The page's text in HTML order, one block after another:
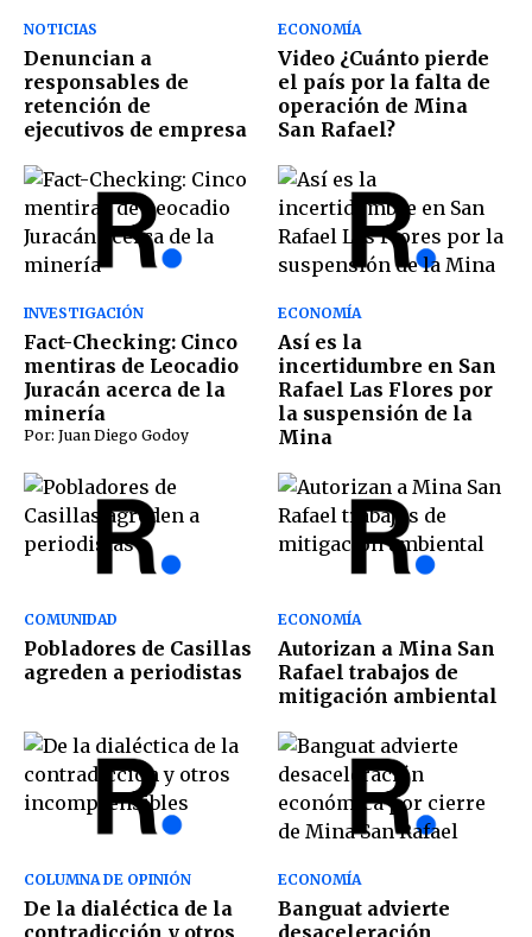
NOTICIAS
Denuncian a
responsables de
retención de
ejecutivos de empresa
ECONOMÍA
Video ¿Cuánto pierde
el país por la falta de
operación de Mina
San Rafael?
INVESTIGACIÓN
Fact-Checking: Cinco
mentiras de Leocadio
Juracán acerca de la
minería
Por: Juan Diego Godoy
ECONOMÍA
Así es la
incertidumbre en San
Rafael Las Flores por
la suspensión de la
Mina
COMUNIDAD
Pobladores de Casillas
agreden a periodistas
ECONOMÍA
Autorizan a Mina San
Rafael trabajos de
mitigación ambiental
COLUMNA DE OPINIÓN
De la dialéctica de la
contradicción y otros
ECONOMÍA
Banguat advierte
desaceleración